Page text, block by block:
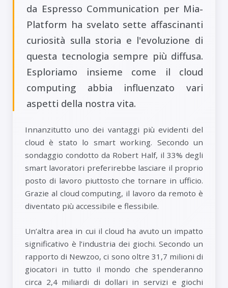
da Espresso Communication per Mia-
Platform ha svelato sette affascinanti
curiosità sulla storia e l'evoluzione di
questa tecnologia sempre più diffusa.
Esploriamo insieme come il cloud
computing abbia influenzato vari
aspetti della nostra vita.
Innanzitutto uno dei vantaggi più evidenti del
cloud è stato lo smart working. Secondo un
sondaggio condotto da Robert Half, il 33% degli
smart lavoratori preferirebbe lasciare il proprio
posto di lavoro piuttosto che tornare in ufficio.
Grazie al cloud computing, il lavoro da remoto è
diventato più accessibile e flessibile.
Un’altra area in cui il cloud ha avuto un impatto
significativo è l’industria dei giochi. Secondo un
rapporto di Newzoo, ci sono oltre 31,7 milioni di
giocatori in tutto il mondo che spenderanno
circa 2,4 miliardi di dollari in servizi e giochi